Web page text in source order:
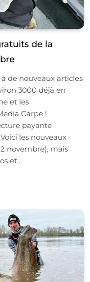
de la
de nouveaux articles
3000 déjà en
et les
Carpe !
payante
les nouveaux
novembre), mais
et…